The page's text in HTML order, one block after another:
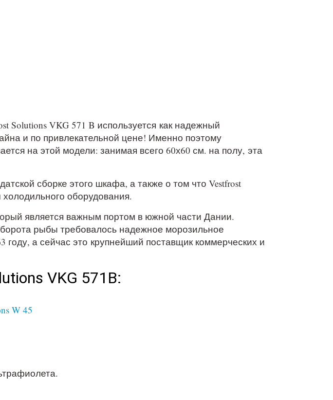
VKG 571 B используется как надежный
и по привлекательной цене! Именно поэтому
на этой модели: занимая всего 60х60 см. на полу, эта
сборке этого шкафа, а также о том что Vestfrost
оборудования.
является важным портом в южной части Дании.
рыбы требовалось надежное морозильное
году, а сейчас это крупнейший поставщик коммерческих и
VKG 571B:
W 45